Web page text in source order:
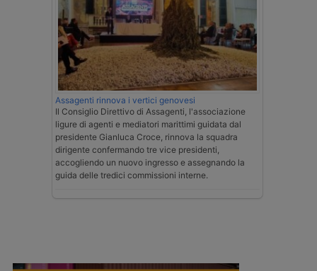
Assagenti rinnova i vertici genovesi
Il Consiglio Direttivo di Assagenti, l'associazione
ligure di agenti e mediatori marittimi guidata dal
presidente Gianluca Croce, rinnova la squadra
dirigente confermando tre vice presidenti,
accogliendo un nuovo ingresso e assegnando la
guida delle tredici commissioni interne.